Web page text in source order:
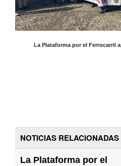
La Plataforma por el Ferrocarril
NOTICIAS RELACIONADAS
La Plataforma por el